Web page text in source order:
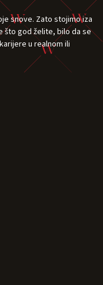
snove. Zato stojimo iza
što god želite, bilo da se
u realnom ili